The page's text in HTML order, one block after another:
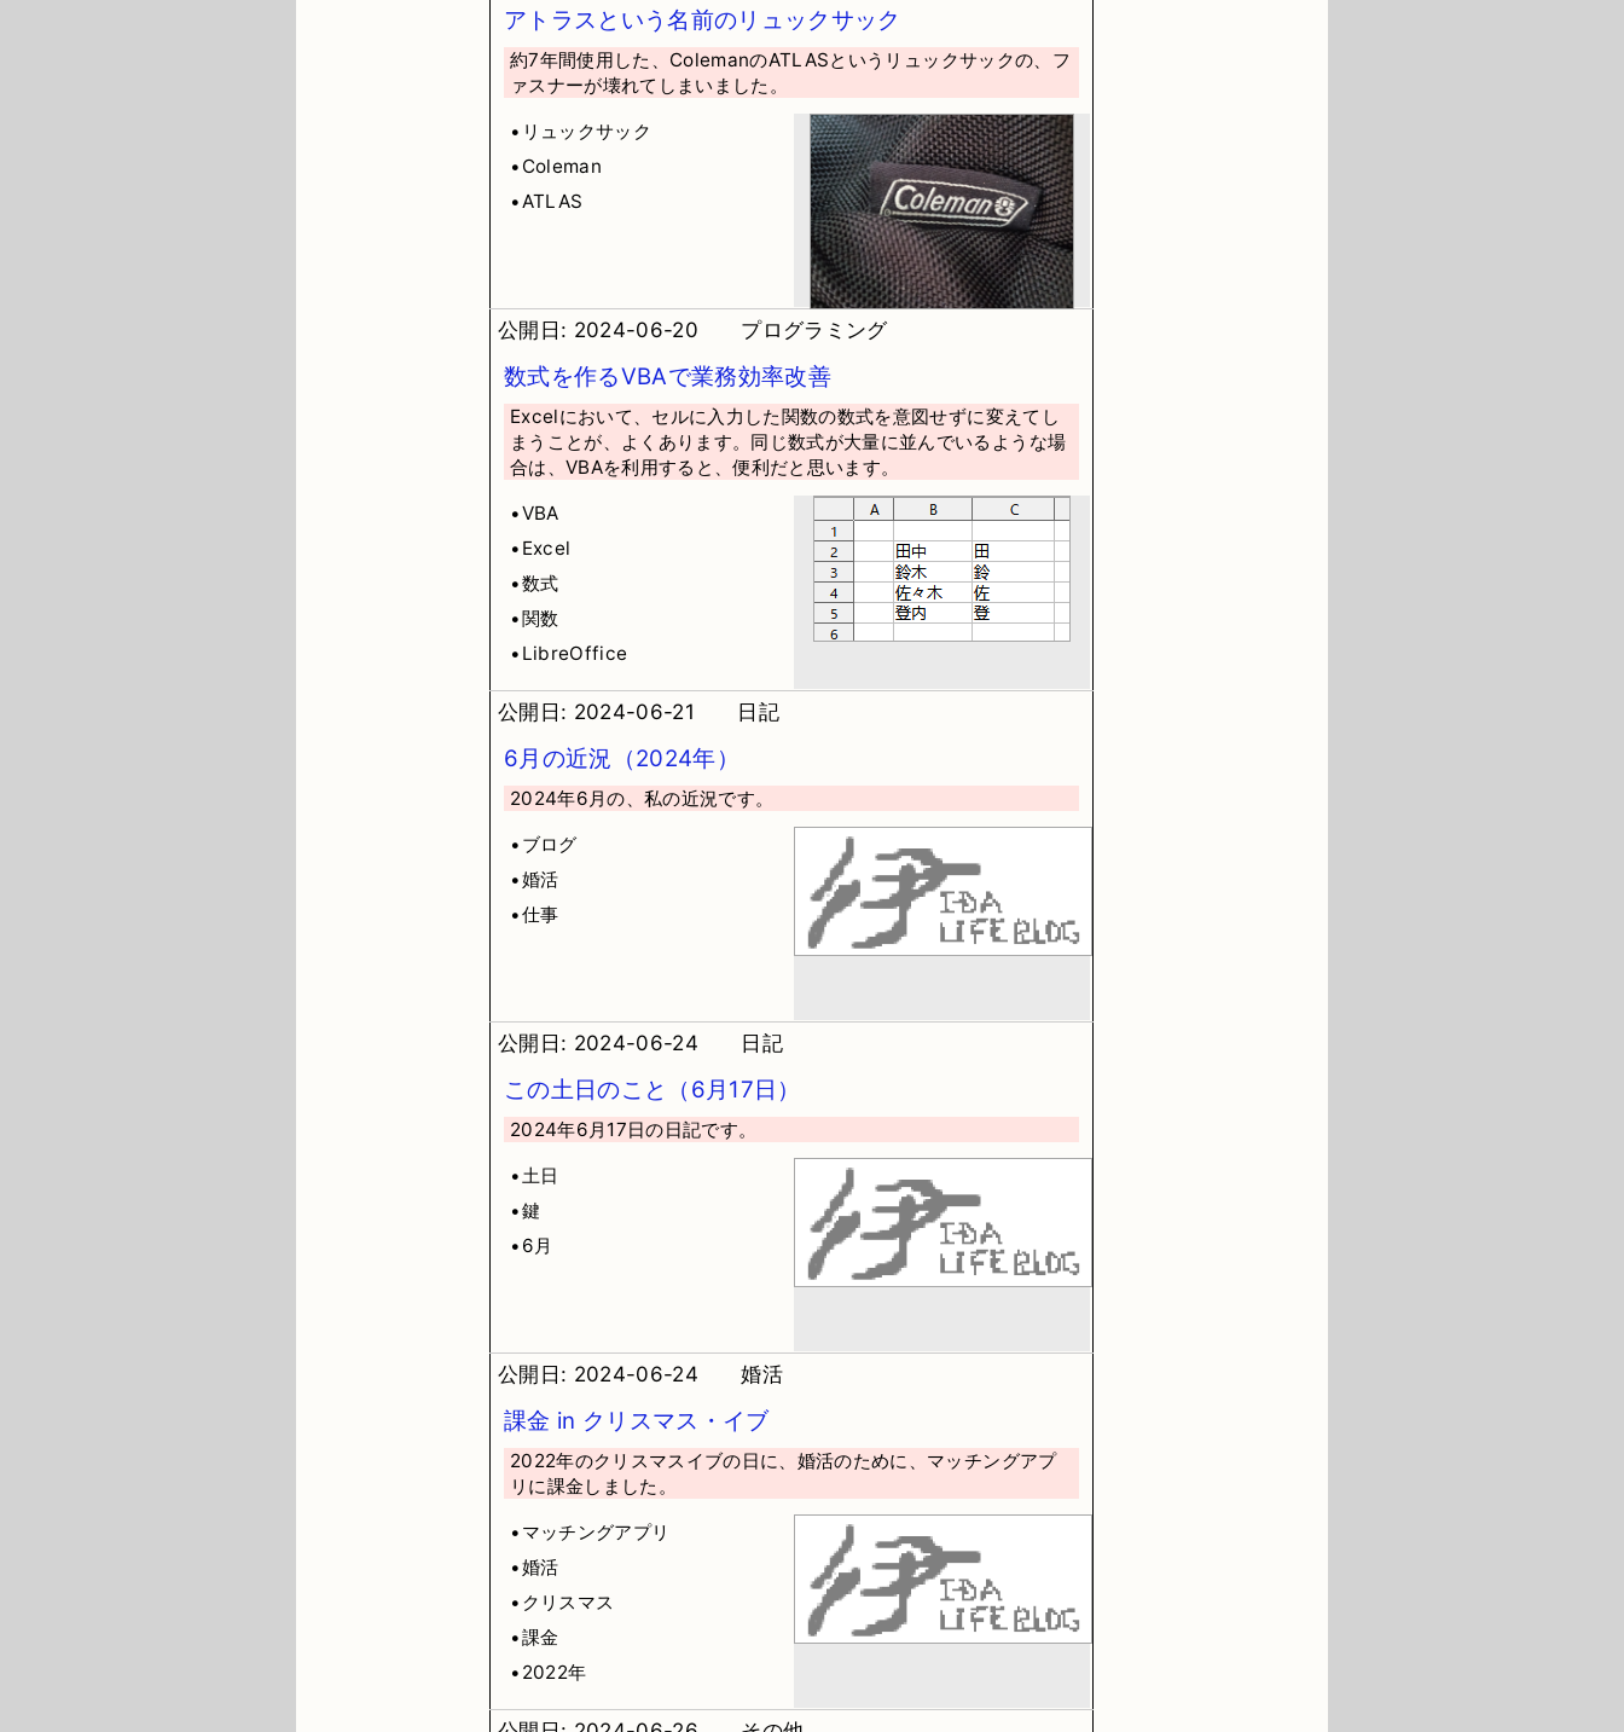
アトラスという名前のリュックサック
約7年間使用した、ColemanのATLASというリュックサックの、フ
ァスナーが壊れてしまいました。
•リュックサック
•Coleman
•ATLAS
公開日: 2024-06-20 プログラミング
数式を作るVBAで業務効率改善
Excelにおいて、セルに入力した関数の数式を意図せずに変えてし
まうことが、よくあります。同じ数式が大量に並んでいるような場
合は、VBAを利用すると、便利だと思います。
•VBA
•Excel
•数式
•関数
•LibreOffice
公開日: 2024-06-21 日記
6月の近況（2024年）
2024年6月の、私の近況です。
•ブログ
•婚活
•仕事
公開日: 2024-06-24 日記
この土日のこと（6月17日）
2024年6月17日の日記です。
•土日
•鍵
•6月
公開日: 2024-06-24 婚活
課金 in クリスマス・イブ
2022年のクリスマスイブの日に、婚活のために、マッチングアプ
リに課金しました。
•マッチングアプリ
•婚活
•クリスマス
•課金
•2022年